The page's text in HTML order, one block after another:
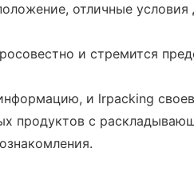
отличные
и стремится
и lrpacking
продуктов с